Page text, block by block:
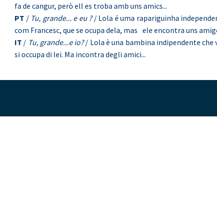
fa de cangur, però ell es troba amb uns amics...
PT / Tu, grande... e eu ?/ Lola é uma rapariguinha
com Francesc, que se ocupa dela, mas ele encontra uns
IT / Tu, grande...e io?/ Lola è una bambina indipendente che
si occupa di lei. Ma incontra degli amici...